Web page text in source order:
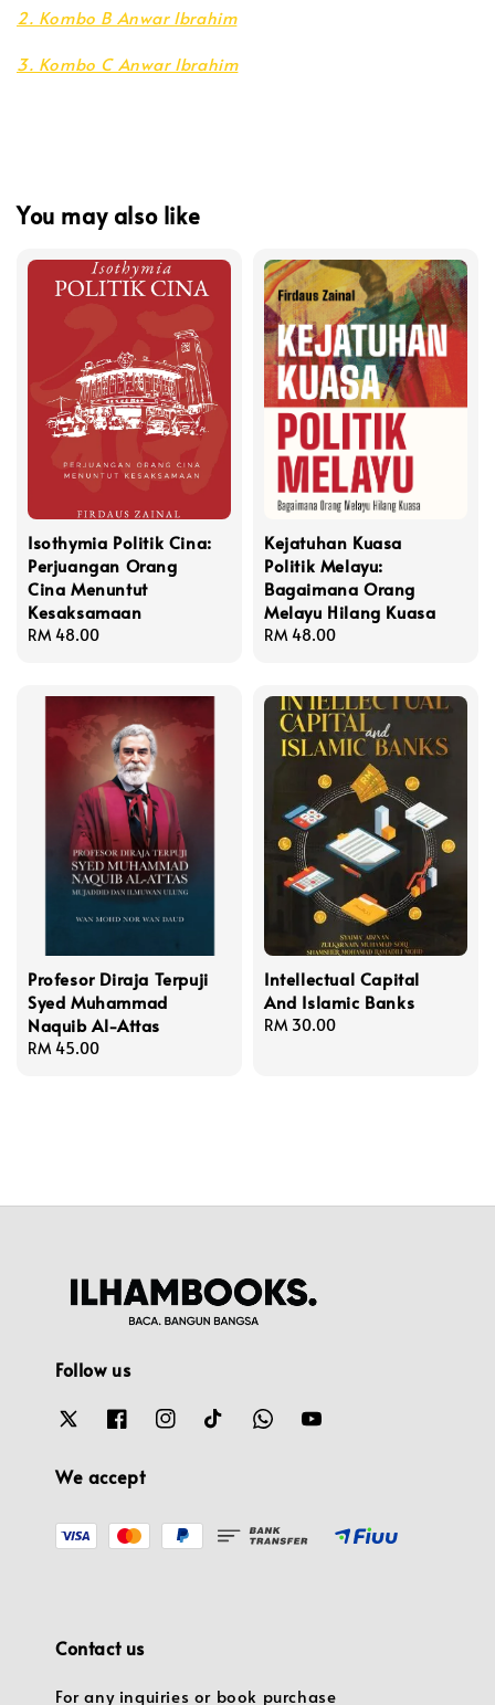
2. Kombo B Anwar Ibrahim
3. Kombo C Anwar Ibrahim
You may also like
Isothymia Politik Cina:
Perjuangan Orang
Cina Menuntut
Kesaksamaan
Regular
RM 48.00
Kejatuhan Kuasa
Politik Melayu:
Bagaimana Orang
Melayu Hilang Kuasa
Regular
RM 48.00
Profesor Diraja Terpuji
Syed Muhammad
Naquib Al-Attas
Regular
RM 45.00
Intellectual Capital
And Islamic Banks
Regular
RM 30.00
Follow us
We accept
Contact us
For any inquiries or book purchase